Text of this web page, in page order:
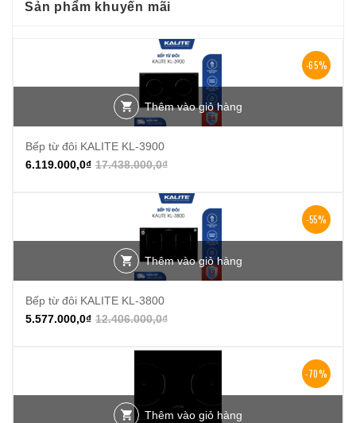
Sản phẩm khuyến mãi
-65%
Thêm vào giỏ hàng
Bếp từ đôi KALITE KL-3900
17.438.000,0₫
6.119.000,0₫
-55%
Thêm vào giỏ hàng
Bếp từ đôi KALITE KL-3800
12.406.000,0₫
5.577.000,0₫
-70%
Thêm vào giỏ hàng